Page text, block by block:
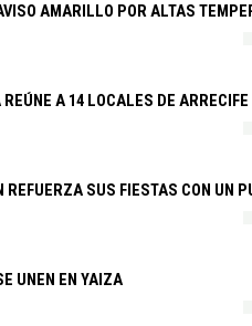
AMARILLO POR ALTAS
A 14 LOCALES DE ARRECIFE
REFUERZA SUS FIESTAS CON UN
UNEN EN YAIZA